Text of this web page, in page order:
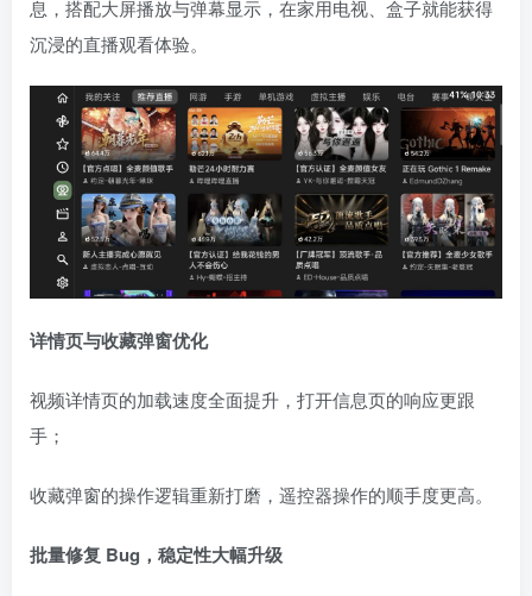
息，搭配大屏播放与弹幕显示，在家用电视、盒子就能获得
沉浸的直播观看体验。
详情页与收藏弹窗优化
视频详情页的加载速度全面提升，打开信息页的响应更跟
手；
收藏弹窗的操作逻辑重新打磨，遥控器操作的顺手度更高。
批量修复 Bug，稳定性大幅升级